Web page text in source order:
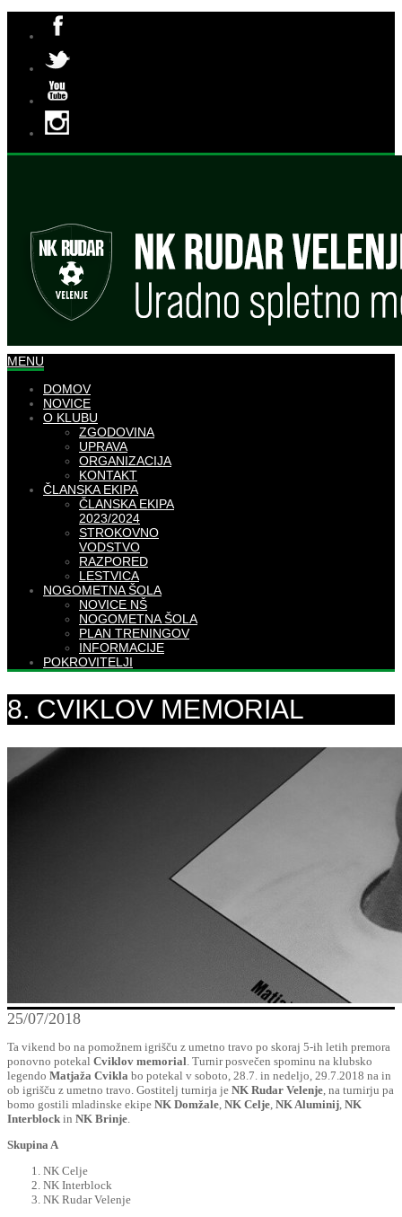
MENU
DOMOV
NOVICE
O KLUBU
ZGODOVINA
UPRAVA
ORGANIZACIJA
KONTAKT
ČLANSKA EKIPA
ČLANSKA EKIPA
2023/2024
STROKOVNO
VODSTVO
RAZPORED
LESTVICA
NOGOMETNA ŠOLA
NOVICE NŠ
NOGOMETNA ŠOLA
PLAN TRENINGOV
INFORMACIJE
POKROVITELJI
8. CVIKLOV MEMORIAL
25/07/2018
Ta vikend bo na pomožnem igrišču z umetno travo po skoraj 5-ih letih premora
ponovno potekal Cviklov memorial . Turnir posvečen spominu na klubsko
legendo Matjaža Cvikla bo potekal v soboto, 28.7. in nedeljo, 29.7.2018 na in
ob igrišču z umetno travo. Gostitelj turnirja je NK Rudar Velenje , na turnirju pa
bomo gostili mladinske ekipe NK Domžale NK Celje NK Aluminij NK
Interblock in NK Brinje
Skupina A
NK Celje
NK Interblock
NK Rudar Velenje